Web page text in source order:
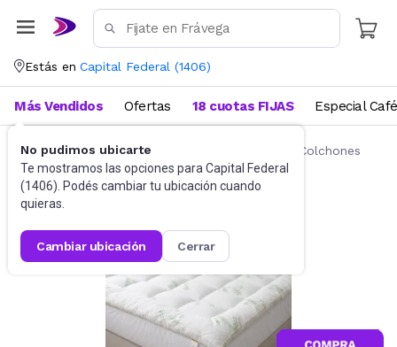
Estás en Capital Federal (1406)
No pudimos ubicarte
Te mostramos las opciones para Capital Federal
(1406). Podés cambiar tu ubicación cuando
quieras.
cambiar ubicación cerrar
Más Vendidos Ofertas 18 cuotas FIJAS Especial Café
Ropa de cama Fundas y Protectores para Colchones